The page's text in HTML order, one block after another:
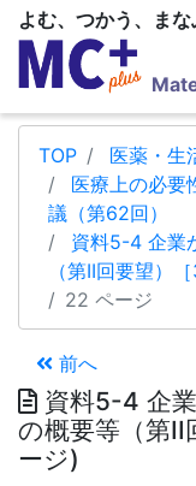
よむ、つかう、まな
TOP
医薬・生
医療上の必要
議（第62回）
資料5-4 企業
（第II回要望）［
22 ページ
前へ
資料5-4 企
の概要等（第
ージ)